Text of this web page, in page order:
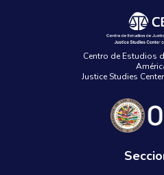
Centro de Estudios
Justice Studies